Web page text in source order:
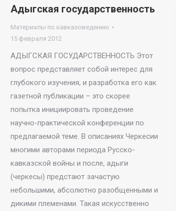
Адыгская государственность
Материалы по кавказоведению
15 февраля 2012
АДЫГСКАЯ ГОСУДАРСТВЕННОСТЬ Этот
вопрос представляет собой интерес для
глубокого изучения, и разработка его как
газетной публикации – это скорее
попытка инициировать проведение
научно-практической конференции по
предлагаемой теме. В описаниях Черкесии
многими авторами периода Русско-
кавказской войны и после, адыги
(черкесы) предстают зачастую
небольшими, абсолютно разобщенными и
дикими племенами. Такая искусственно